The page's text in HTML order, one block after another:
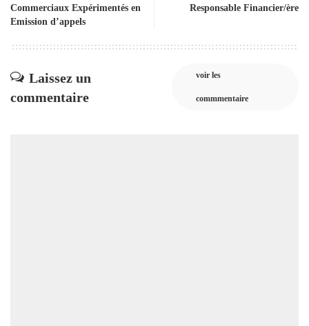
Commerciaux Expérimentés en
Emission d’appels
Responsable Financier/ère
Laissez un
commentaire
voir les
commmentaire